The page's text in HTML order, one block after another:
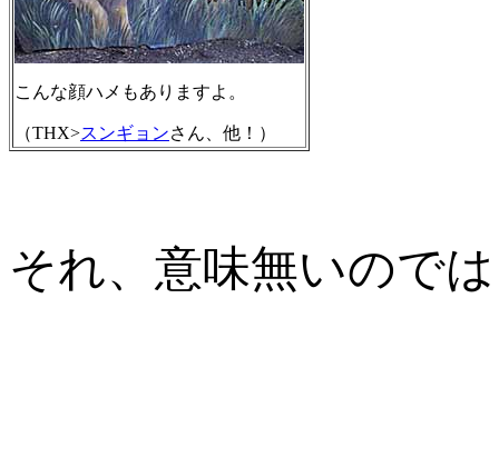
こんな顔ハメもありますよ。
（THX>スンギョンさん、他！）
それ、意味無いので